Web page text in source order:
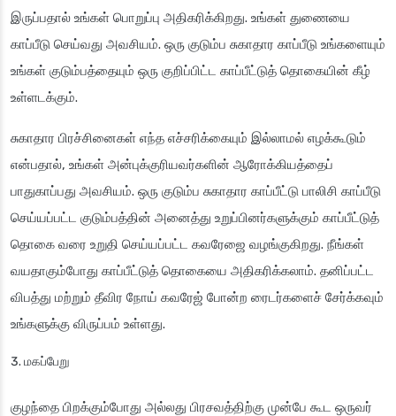
இருப்பதால் உங்கள் பொறுப்பு அதிகரிக்கிறது. உங்கள் துணையை
காப்பீடு செய்வது அவசியம். ஒரு குடும்ப சுகாதார காப்பீடு உங்களையும்
உங்கள் குடும்பத்தையும் ஒரு குறிப்பிட்ட காப்பீட்டுத் தொகையின் கீழ்
உள்ளடக்கும்.
சுகாதார பிரச்சினைகள் எந்த எச்சரிக்கையும் இல்லாமல் எழக்கூடும்
என்பதால், உங்கள் அன்புக்குரியவர்களின் ஆரோக்கியத்தைப்
பாதுகாப்பது அவசியம். ஒரு குடும்ப சுகாதார காப்பீட்டு பாலிசி காப்பீடு
செய்யப்பட்ட குடும்பத்தின் அனைத்து உறுப்பினர்களுக்கும் காப்பீட்டுத்
தொகை வரை உறுதி செய்யப்பட்ட கவரேஜை வழங்குகிறது. நீங்கள்
வயதாகும்போது காப்பீட்டுத் தொகையை அதிகரிக்கலாம். தனிப்பட்ட
விபத்து மற்றும் தீவிர நோய் கவரேஜ் போன்ற ரைடர்களைச் சேர்க்கவும்
உங்களுக்கு விருப்பம் உள்ளது.
மகப்பேறு
குழந்தை பிறக்கும்போது அல்லது பிரசவத்திற்கு முன்பே கூட ஒருவர்